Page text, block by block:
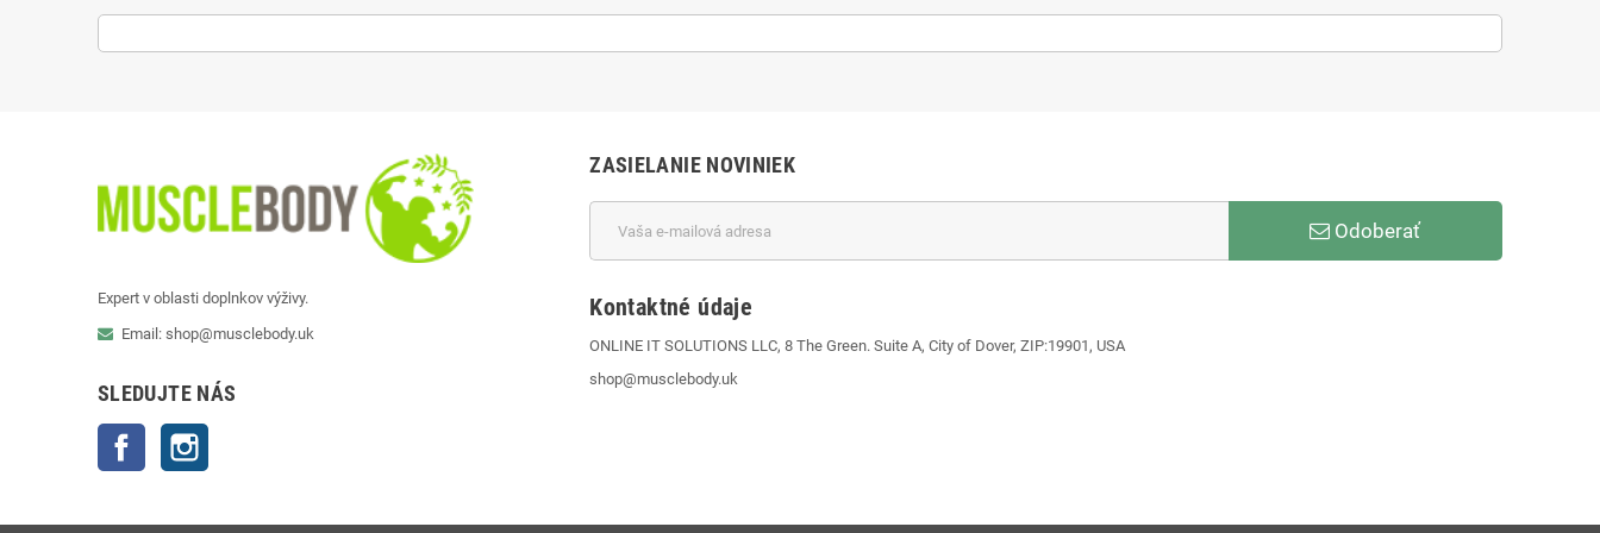
Expert v oblasti doplnkov výživy.
Email: shop@musclebody.uk
SLEDUJTE NÁS
Facebook
ZASIELANIE NOVINIEK
Odoberať
Kontaktné údaje
ONLINE IT SOLUTIONS LLC, 8 The Green. Suite A, City of Dover, ZIP:19901, USA
shop@musclebody.uk